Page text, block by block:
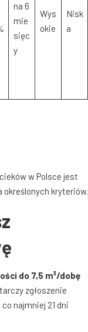
na 6
mie
sięc
y
Wys
okie
Nisk
a
w Polsce jest
określonych kryteriów.
do 7,5 m³/dobę
zgłoszenie
najmniej 21 dni